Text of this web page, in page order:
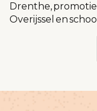
Drenthe,
Overijssel en